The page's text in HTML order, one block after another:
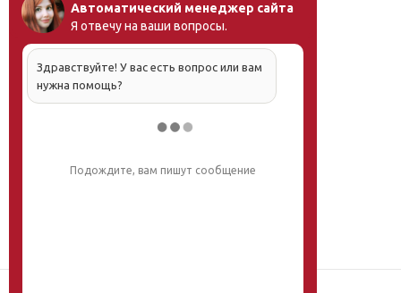
Автоматический менеджер сайта
Я отвечу на ваши вопросы.
Здравствуйте! У вас есть вопрос или вам
нужна помощь?
Напишите, что вас интересует, и мы вам